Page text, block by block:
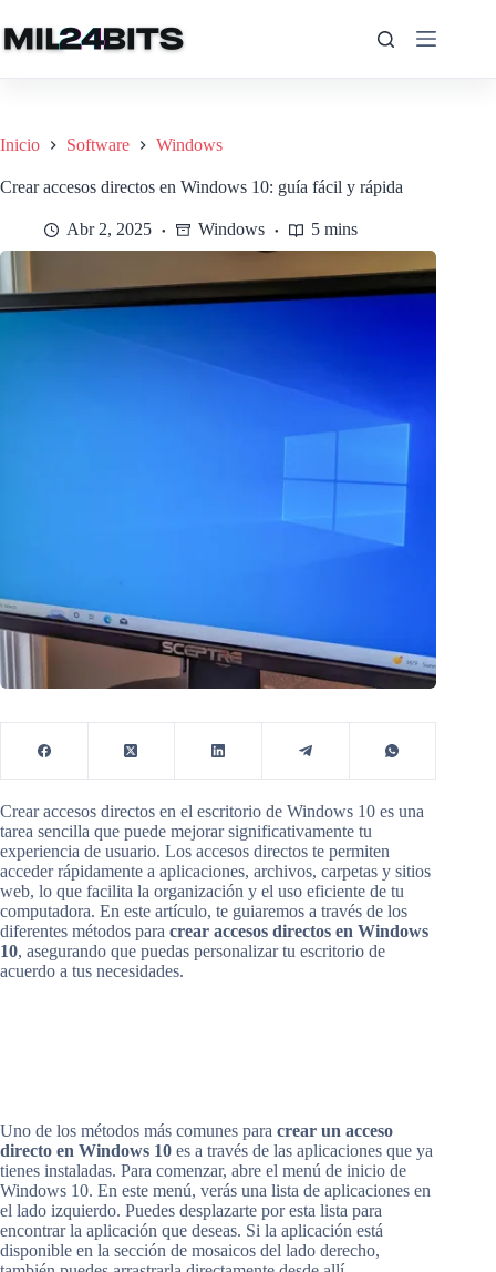
al
contenido
Inicio Software Windows
Crear accesos directos en Windows 10: guía fácil y rápida
Abr 2, 2025 Windows 5 mins
Crear accesos directos en el escritorio de Windows 10 es una
tarea sencilla que puede mejorar significativamente tu
experiencia de usuario. Los accesos directos te permiten
acceder rápidamente a aplicaciones, archivos, carpetas y sitios
web, lo que facilita la organización y el uso eficiente de tu
computadora. En este artículo, te guiaremos a través de los
diferentes métodos para crear accesos directos en Windows
10, asegurando que puedas personalizar tu escritorio de
acuerdo a tus necesidades.
Uno de los métodos más comunes para crear un acceso
directo en Windows 10 es a través de las aplicaciones que ya
tienes instaladas. Para comenzar, abre el menú de inicio de
Windows 10. En este menú, verás una lista de aplicaciones en
el lado izquierdo. Puedes desplazarte por esta lista para
encontrar la aplicación que deseas. Si la aplicación está
disponible en la sección de mosaicos del lado derecho,